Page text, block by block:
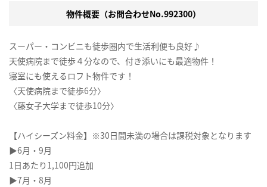
物件概要（お問合わせNo.992300）
スーパー・コンビニも徒歩圏内で生活利便も良好♪
天使病院まで徒歩４分なので、付き添いにも最適物件！
寝室にも使えるロフト物件です！
〈天使病院まで徒歩6分〉
〈藤女子大学まで徒歩10分〉
【ハイシーズン料金】※30日間未満の場合は課税対象となります
▶6月・9月
1日あたり1,100円追加
▶7月・8月